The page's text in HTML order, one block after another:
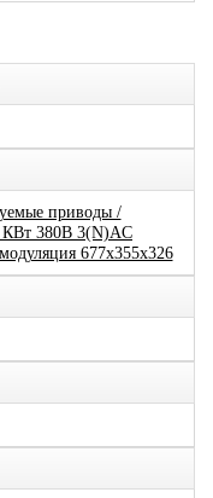
приводы /
КВт 380В 3(N)AC
677x355x326